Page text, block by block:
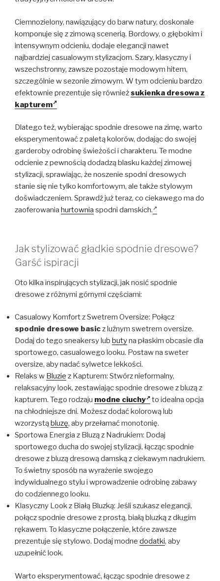
Ciemnozielony, nawiązujący do barw natury, doskonale
komponuje się z zimową scenerią. Bordowy, o głębokim i
intensywnym odcieniu, dodaje elegancji nawet
najbardziej casualowym stylizacjom. Szary, klasyczny i
wszechstronny, zawsze pozostaje modowym hitem,
szczególnie w sezonie zimowym. W tym odcieniu bardzo
efektownie prezentuje się równieżsukienka dresowa z
kapturem
Dlatego też, wybierając spodnie dresowe na zimę, warto
eksperymentować z paletą kolorów, dodając do swojej
garderoby odrobinę świeżości i charakteru. Te modne
odcienie z pewnością dodadzą blasku każdej zimowej
stylizacji, sprawiając, że noszenie spodni dresowych
stanie się nie tylko komfortowym, ale także stylowym
doświadczeniem. Sprawdź już teraz, co ciekawego ma do
zaoferowania hurtownia spodni damskich.
Jak stylizować gładkie spodnie dresowe?
Garść ispiracji
Oto kilka inspirujących stylizacji, jak nosić spodnie
dresowe z różnymi górnymi częściami:
Casualowy Komfort z Swetrem Oversize: Połącz
spodnie dresowe basicz luźnym swetrem oversize.
Dodaj do tego sneakersy lub butyna płaskim obcasie dla
sportowego, casualowego looku. Postaw na sweter
oversize, aby nadać sylwetce lekkości.
Relaks w Bluzie z Kapturem: Stwórz nieformalny,
relaksacyjny look, zestawiając spodnie dresowe z bluzą z
kapturem. Tego rodzaju modne ciuchy
to idealna opcja
na chłodniejsze dni. Możesz dodać kolorową lub
wzorzystą bluzę, aby przełamać monotonię.
Sportowa Energia z Bluzą z Nadrukiem: Dodaj
sportowego ducha do swojej stylizacji, łącząc spodnie
dresowe z bluzą dresową damską z ciekawym nadrukiem.
To świetny sposób na wyrażenie swojego
indywidualnego stylu i wprowadzenie odrobinę zabawy
do codziennego looku.
Klasyczny Look z Białą Bluzką: Jeśli szukasz elegancji,
połącz spodnie dresowe z prostą, białą bluzką z długim
rękawem. To klasyczne połączenie, które zawsze
prezentuje się stylowo. Dodaj modne dodatki, aby
uzupełnić look.
Warto eksperymentować, łącząc spodnie dresowe z